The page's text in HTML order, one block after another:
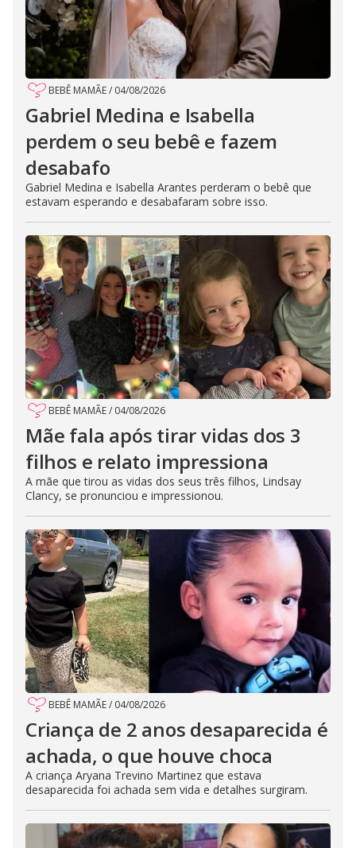
BEBÊ MAMÃE/ 04/08/2026
Gabriel Medina e Isabella
perdem o seu bebê e fazem
desabafo
Gabriel Medina e Isabella Arantes perderam o bebê que
estavam esperando e desabafaram sobre isso.
BEBÊ MAMÃE/ 04/08/2026
Mãe fala após tirar vidas dos 3
filhos e relato impressiona
A mãe que tirou as vidas dos seus três filhos, Lindsay
Clancy, se pronunciou e impressionou.
BEBÊ MAMÃE/ 04/08/2026
Criança de 2 anos desaparecida é
achada, o que houve choca
A criança Aryana Trevino Martinez que estava
desaparecida foi achada sem vida e detalhes surgiram.